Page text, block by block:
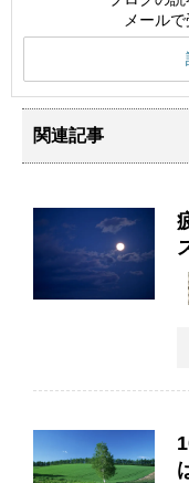
メール
関連記事